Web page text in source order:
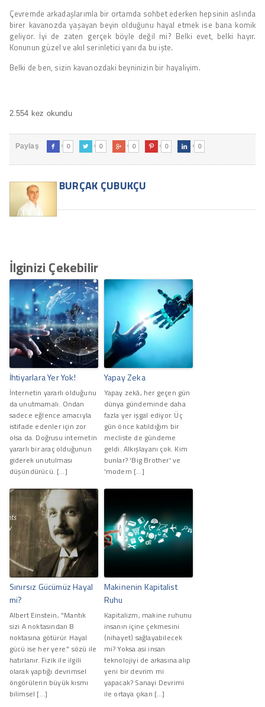
Çevremde arkadaşlarımla bir ortamda sohbet ederken hepsinin aslında
birer kavanozda yaşayan beyin olduğunu hayal etmek ise bana komik
geliyor. İyi de zaten gerçek böyle değil mi? Belki evet, belki hayır.
Konunun güzel ve akıl serinletici yanı da bu işte.
Belki de ben, sizin kavanozdaki beyninizin bir hayaliyim.
2.554 kez okundu
Paylaş  0  0  0  0  0
BURÇAK ÇUBUKÇU
İlginizi Çekebilir
İhtiyarlara Yer Yok!
İnternetin yararlı olduğunu
da unutmamalı. Ondan
sadece eğlence amacıyla
istifade edenler için zor
olsa da. Doğrusu internetin
yararlı bir araç olduğunun
giderek unutulması
düşündürücü. […]
Yapay Zeka
Yapay zekâ, her geçen gün
dünya gündeminde daha
fazla yer işgal ediyor. Üç
gün önce katıldığım bir
mecliste de gündeme
geldi. Alkışlayanı çok. Kim
bunlar? 'Big Brother' ve
'modern […]
Sınırsız Gücümüz Hayal
mi?
Albert Einstein, "Mantık
sizi A noktasından B
noktasına götürür. Hayal
gücü ise her yere." sözü ile
hatırlanır. Fizik ile ilgili
olarak yaptığı devrimsel
öngörülerin büyük kısmı
bilimsel […]
Makinenin Kapitalist
Ruhu
Kapitalizm, makine ruhunu
insanın içine çekmesini
(nihayet) sağlayabilecek
mi? Yoksa asi insan
teknolojiyi de arkasına alıp
yeni bir devrim mi
yapacak? Sanayi Devrimi
ile ortaya çıkan […]